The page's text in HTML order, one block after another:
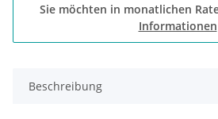
Sie möchten in monatlichen
Informationen
Beschreibung